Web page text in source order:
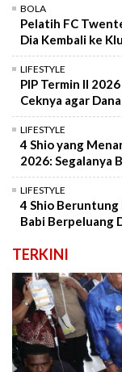
BOLA
Pelatih FC
Dia Kembali ke
LIFESTYLE
PIP Termin II
Ceknya agar
LIFESTYLE
4 Shio yang
2026: Segalanya
LIFESTYLE
4 Shio Beruntung
Babi Berpeluang
TERKINI